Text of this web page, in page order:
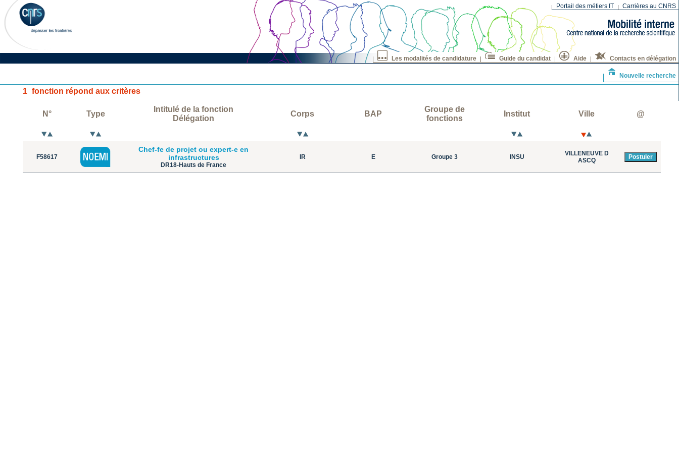
Portail des métiers IT Carrières au CNRS
Les modalités de candidature Guide du candidat Aide Contacts en délégation
Nouvelle recherche
1 fonction répond aux critères
N° Type
Intitulé de la fonction
Délégation
Corps BAP
Groupe de
fonctions
Institut Ville @
F58617
Chef-fe de projet ou expert-e en
infrastructures
DR18-Hauts de France
IR E Groupe 3 INSU
VILLENEUVE D
ASCQ